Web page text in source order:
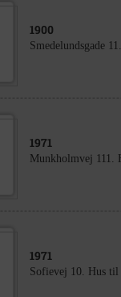
1900
Smedelundsgade
1971
Munkholmvej 111.
1971
Sofievej 10. Hus